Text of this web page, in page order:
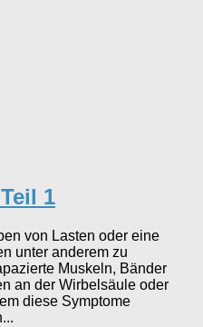
1
von Lasten oder eine
unter anderem zu
Muskeln, Bänder
an der Wirbelsäule oder
diese Symptome